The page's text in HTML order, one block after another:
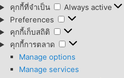
คุกกี้ที่จำเป็น
คุกกี้
ที่
จำเป็น
Always active
Preferences
Preferences
คุกกี้เก็บสถิติ
คุกกี้
เก็บ
สถิติ
คุกกี้การตลาด
คุกกี้
การ
ตลาด
Manage options
Manage services